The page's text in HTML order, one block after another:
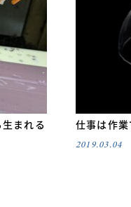
まれる 仕事は作業
2019.03.04